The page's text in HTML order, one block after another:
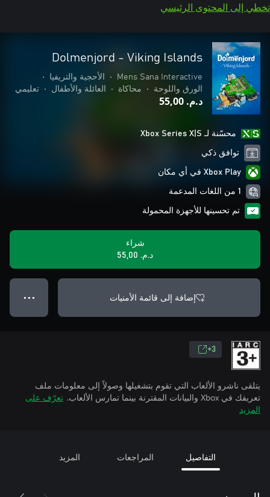
تخطي إلى المحتوى الرئيسي
Dolmenjord - Viking Islands
Mens Sana Interactive
• الأحجية والتريفيا
•
الورق واللوحة
• محاكاة • العائلة والأطفال • تعليمي
د.م.‏ 55,00
محسّنة لـ Xbox Series X|S
توافق ذكي
Xbox Play في أي مكان
1 من اللغات المدعمة
تم تحسينها للأجهزة المحمولة
شراء
د.م.‏ 55,00
إضافة إلى قائمة الأمنيات ● ● ●
3+
يتلقى ناشرو الألعاب التي تقوم بتشغيلها وصولاً إلى معلومات ملف
تعريفك في Xbox والبيانات المقترنة بينما تمارس الألعاب.
تعرّف على
المزيد
التفاصيل المراجعات المزيد